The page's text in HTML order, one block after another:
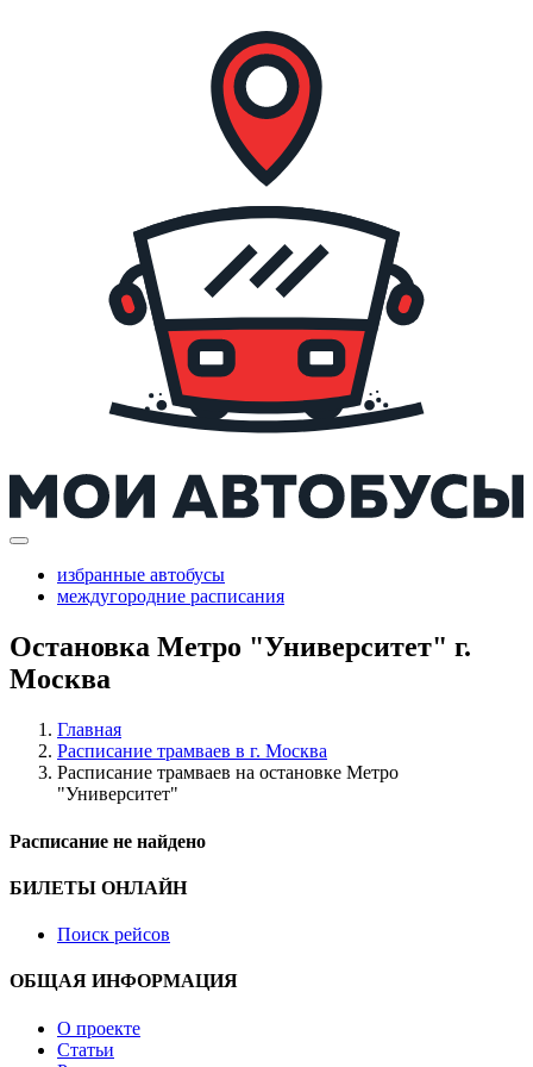
избранные автобусы
междугородние расписания
Остановка Метро "Университет" г.
Москва
Главная
Расписание трамваев в г. Москва
Расписание трамваев на остановке Метро
"Университет"
Расписание не найдено
БИЛЕТЫ ОНЛАЙН
Поиск рейсов
ОБЩАЯ ИНФОРМАЦИЯ
О проекте
Статьи